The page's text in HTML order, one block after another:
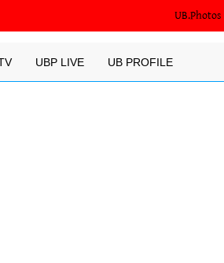
UB.Photos
UBP LIVE UB PROFILE